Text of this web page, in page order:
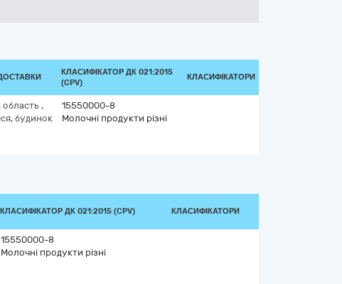
КЛАСИФІКАТОР ДК 021:2015
(CPV)
КЛАСИФІКАТОРИ
область ,
будинок
15550000-8
Молочні продукти різні
КЛАСИФІКАТОР ДК 021:2015 (CPV) КЛАСИФІКАТОРИ
15550000-8
Молочні продукти різні